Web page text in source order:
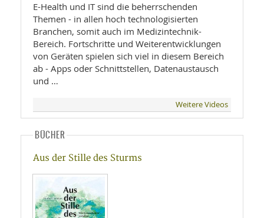
E-Health und IT sind die beherrschenden
Themen - in allen hoch technologisierten
Branchen, somit auch im Medizintechnik-
Bereich. Fortschritte und Weiterentwicklungen
von Geräten spielen sich viel in diesem Bereich
ab - Apps oder Schnittstellen, Datenaustausch
und …
Weitere Videos
BÜCHER
Aus der Stille des Sturms